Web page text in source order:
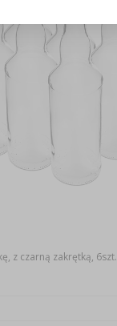
z czarną zakrętką, 6szt.